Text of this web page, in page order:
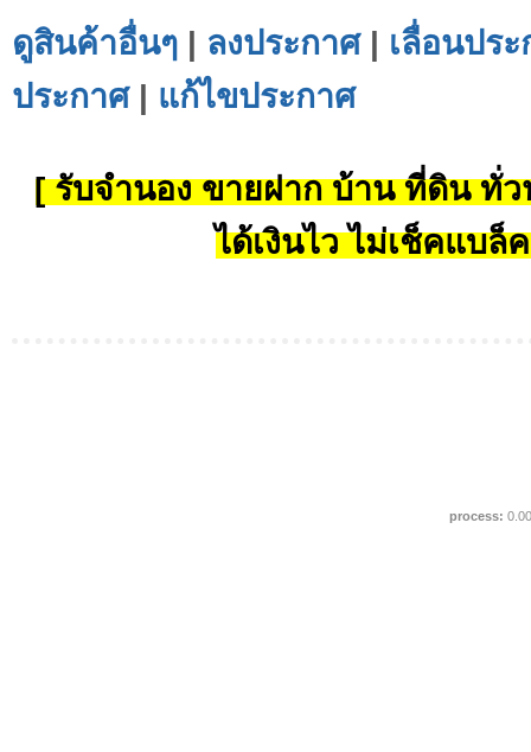
ดูสินค้าอื่นๆ | ลงประกาศ| เลื่อนปร
ประกาศ| แก้ไขประกาศ
[ รับจำนอง ขายฝาก บ้าน ที่ดิน ทั่ว
ได้เงินไว ไม่เช็คแบล็
process: